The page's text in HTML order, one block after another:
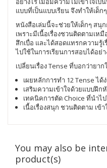
แบบที่เป็นแบบเรียน จึงทำให้เด็
หนังสือเล่มนี้จะช่วยให้เด็กๆ สนุ
เพราะมีเนื้อเรื่องชวนติดตามเห
สึกเบื่อ และได้สอดแทรกความรู้
ไปใช้ในการเรียนการสอบได้อย่
เปลี่ยนเรื่อง Tense ที่บอกว่ายาก
เผยหลักการทำ 12 Tense ได้
เสริมความเข้าใจด้วยแบบฝึก
เทคนิคการตัด Choice ที่นำไ
เนื้อเรื่องสนุก ชวนติดตาม เข้า
You may also be
product(s)